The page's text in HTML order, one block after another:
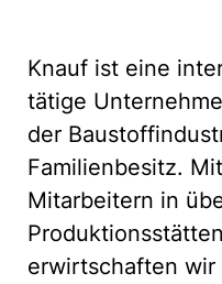
Knauf ist eine
tätige
der
Familienbesitz.
Mitarbeitern in
erwirtschaften wir